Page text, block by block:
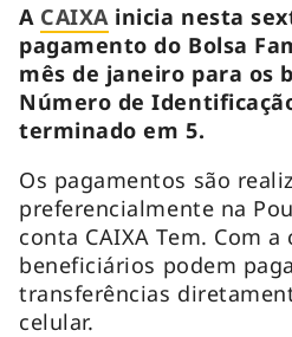
A CAIXA inicia nesta
pagamento do Bolsa
mês de janeiro para os
Número de
terminado em 5.
Os pagamentos são
preferencialmente na
conta CAIXA Tem. Com a
beneficiários podem
transferências
celular.